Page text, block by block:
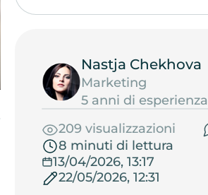
Nastja Chekhova
Marketing
5 anni di esperienza
209 visualizzazioni
8 minuti di lettura
13/04/2026, 13:17
22/05/2026, 12:31